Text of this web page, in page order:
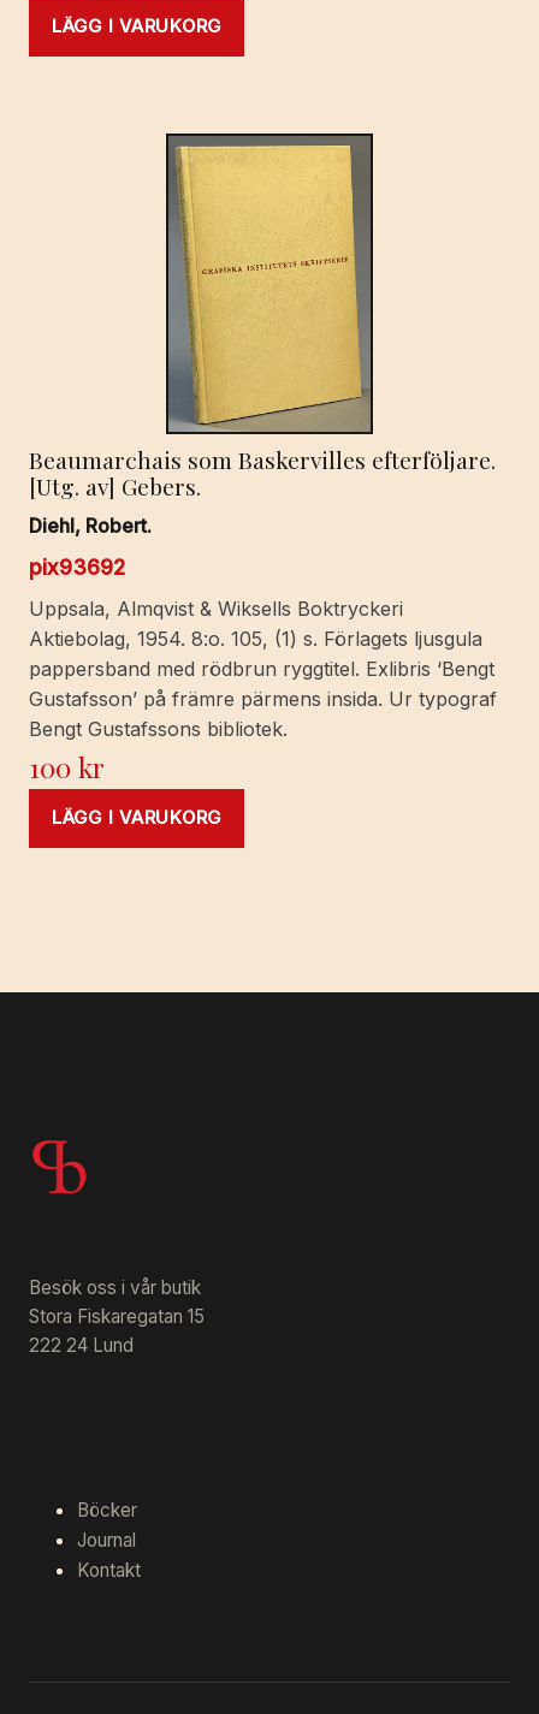
LÄGG I VARUKORG
Beaumarchais som Baskervilles efterföljare.
[Utg. av] Gebers.
Diehl, Robert.
pix93692
Uppsala, Almqvist & Wiksells Boktryckeri
Aktiebolag, 1954. 8:o. 105, (1) s. Förlagets ljusgula
pappersband med rödbrun ryggtitel. Exlibris ‘Bengt
Gustafsson’ på främre pärmens insida. Ur typograf
Bengt Gustafssons bibliotek.
100kr
LÄGG I VARUKORG
Besök oss i vår butik
Stora Fiskaregatan 15
222 24 Lund
Böcker
Journal
Kontakt